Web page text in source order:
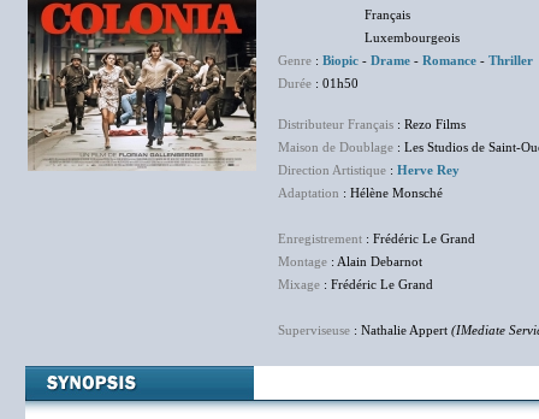
Français
Luxembourgeois
Genre : Biopic - Drame - Romance - Thriller
Durée : 01h50
Distributeur Français : Rezo Films
Maison de Doublage : Les Studios de Saint-
Direction Artistique : Herve Rey
Adaptation : Hélène Monsché
Enregistrement : Frédéric Le Grand
Montage : Alain Debarnot
Mixage : Frédéric Le Grand
Superviseuse : Nathalie Appert (IMediate